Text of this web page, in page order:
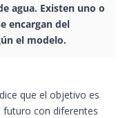
agua. Existen uno o
encargan del
el modelo.
que el objetivo es
futuro con diferentes